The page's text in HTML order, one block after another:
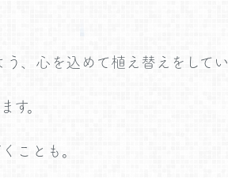
、心を込めて植え替えをしてい
。
ことも。